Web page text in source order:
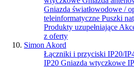
Gniazda światłowodowe /
teleinformatyczne Puszki
Produkty uzupełniające
z oferty
Simon Akord
Łączniki i przyciski IP20/
IP20 Gniazda wtyczkowe